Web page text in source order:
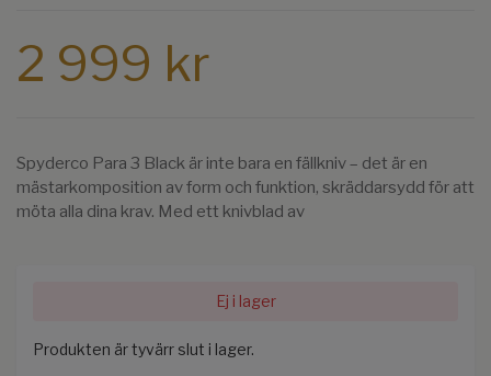
2 999 kr
Spyderco Para 3 Black är inte bara en fällkniv – det är en
mästarkomposition av form och funktion, skräddarsydd för att
möta alla dina krav. Med ett knivblad av
Ej i lager
Produkten är tyvärr slut i lager.